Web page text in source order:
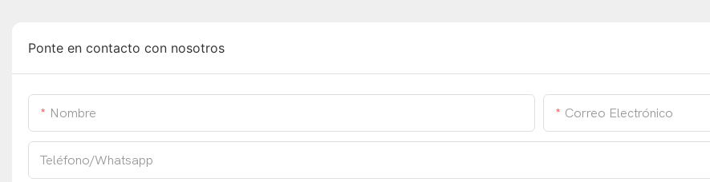
Ponte en contacto con nosotros
Nombre Correo Electrónico
Teléfono/whatsapp